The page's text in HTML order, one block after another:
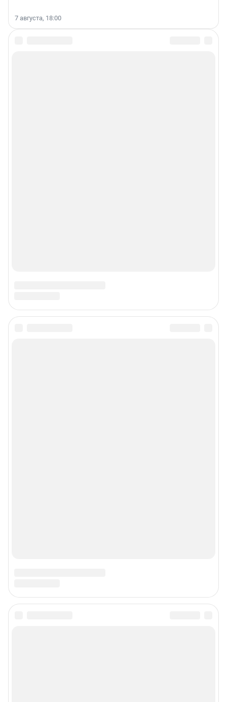
7 августа, 18:00